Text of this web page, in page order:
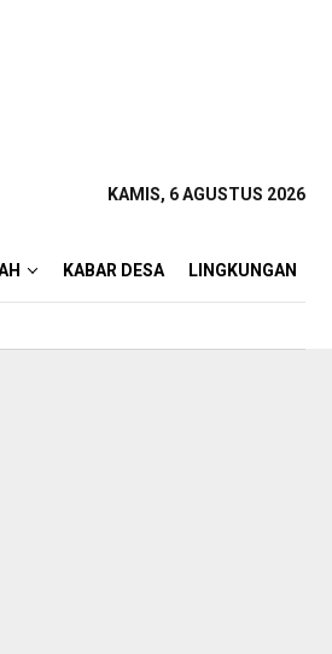
KAMIS, 6 AGUSTUS 2026
KABAR DESA LINGKUNGAN